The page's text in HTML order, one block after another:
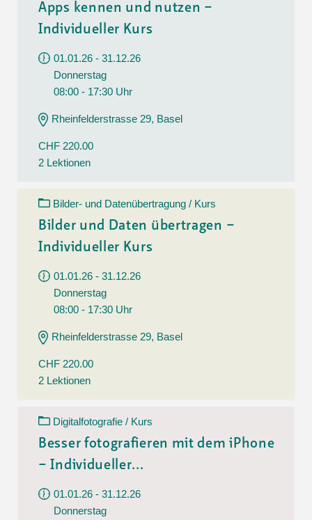
Apps kennen und nutzen –
Individueller Kurs
01.01.26 - 31.12.26
Donnerstag
08:00 - 17:30 Uhr
Rheinfelderstrasse 29, Basel
CHF 220.00
2 Lektionen
Bilder- und Datenübertragung / Kurs
Bilder und Daten übertragen –
Individueller Kurs
01.01.26 - 31.12.26
Donnerstag
08:00 - 17:30 Uhr
Rheinfelderstrasse 29, Basel
CHF 220.00
2 Lektionen
Digitalfotografie / Kurs
Besser fotografieren mit dem iPhone
– Individueller...
01.01.26 - 31.12.26
Donnerstag